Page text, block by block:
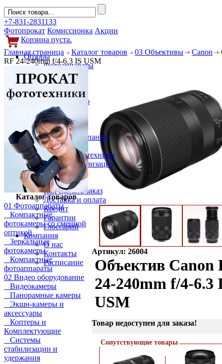
+7-831-2831133
Фотопрокат Комиссионка Акции
Корзина пуста.
Обзоры
Фотоаппараты
Объективы
Фильтры
Новости
Фото и видео
Гаджеты
Аксессуары
Слухи
Новости компании
Услуги
Прокат фототехники
Выкуп и реализация
Покупателям
Акции
Как сделать заказ
Доставка и оплата
Кредит
Гарантии
Глоссарий
Компания
О нас
Контакты
Расписание
Главная страница Каталог товаров 03 Объективы Canon
RF 24-240mm f/4-6.3 IS USM
Каталог товаров
01 Фотоаппараты
Компактные
фотокамеры со сменной
оптикой
Зеркальные
фотокамеры
Компактные
фотоаппараты
02 Видео оборудование
Видеокамеры
Панорамные камеры
Экшн-камеры и
аксессуары
Коптеры и
Комплектующие
Системы
стабилизации и
удержания
Артикул: 26004
Объектив Canon
24-240mm f/4-6.3
USM
Товар недоступен для заказа!
Сопутствующие товары